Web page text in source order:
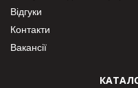
Відгуки
Контакти
Вакансії